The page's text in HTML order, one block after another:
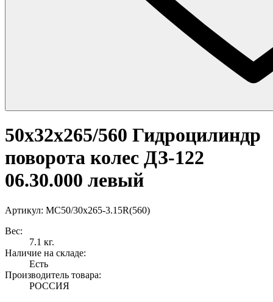
50x32x265/560 Гидроцилиндр
поворота колес ДЗ-122
06.30.000 левый
Артикул: MC50/30x265-3.15R(560)
Вес:
7.1 кг.
Наличие на складе:
Есть
Производитель товара:
РОССИЯ